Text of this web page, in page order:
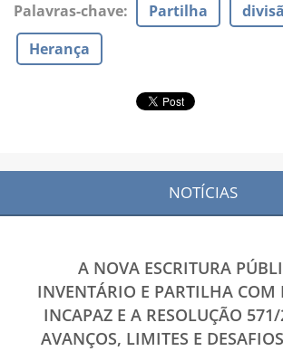
Palavras-chave: Partilha
Herança
NOTÍCIAS
A NOVA ESCRITURA
INVENTÁRIO E PARTILHA COM
INCAPAZ E A RESOLUÇÃO
AVANÇOS, LIMITES E